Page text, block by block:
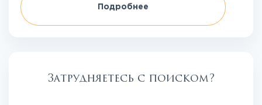
Подробнее
Затрудняетесь с поиском?